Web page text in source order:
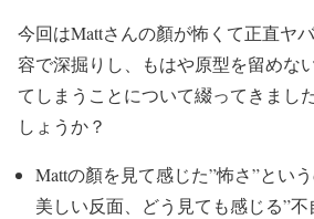
今回はMattさんの顏が怖くて正直ヤ
容で深掘りし、もはや原型を留めな
てしまうことについて綴ってきまし
しょうか？
Mattの顏を見て感じた”怖さ”とい
美しい反面、どう見ても感じる”不